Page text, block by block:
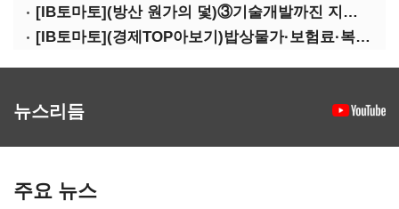
[IB토마토](방산 원가의 덫)③기술개발까진 지원…수출은 각자도생
[IB토마토](경제TOP아보기)밥상물가·보험료·복구비…장마가 내미는 청구서
뉴스리듬
주요 뉴스